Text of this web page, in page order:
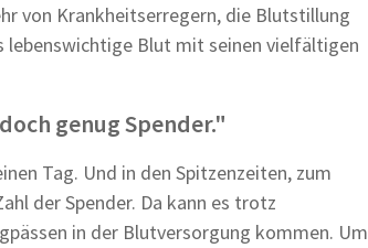
von Krankheitserregern, die Blutstillung
lebenswichtige Blut mit seinen vielfältigen
genug Spender."
Tag. Und in den Spitzenzeiten, zum
der Spender. Da kann es trotz
in der Blutversorgung kommen. Um